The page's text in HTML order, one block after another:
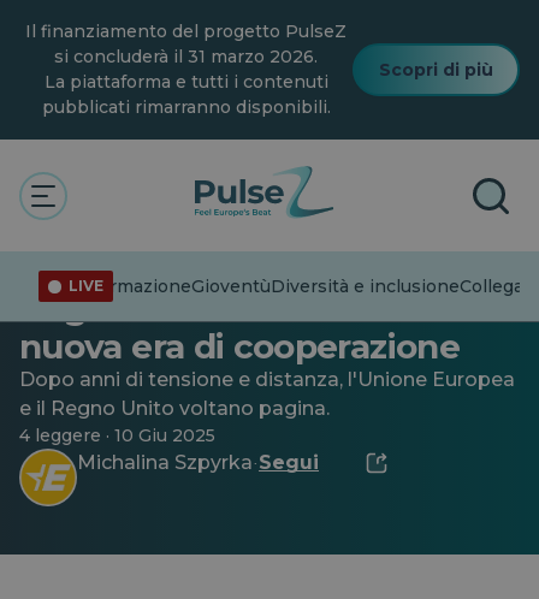
contenuto
principale
Il finanziamento del progetto PulseZ
si concluderà il 31 marzo 2026.
La piattaforma e tutti i contenuti
pubblicati rimarranno disponibili.
Scopri di più
LIVE
DisinformazioneGioventùDiversità e inclusione
Dalla Brexit alla svolta: UE e
Regno Unito lanciano una
nuova era di cooperazione
Dopo anni di tensione e distanza, l'Unione Europea
e il Regno Unito voltano pagina.
4 leggere · 10 Giu 2025
Michalina Szpyrka· Segui